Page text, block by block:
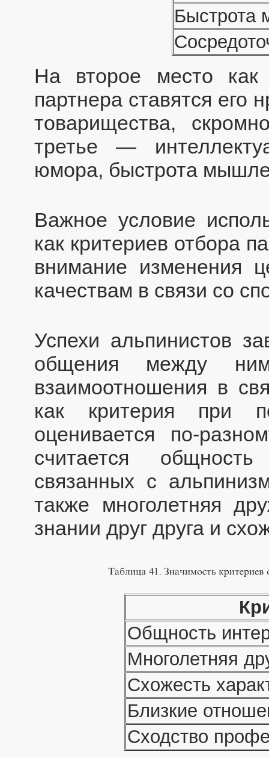
Быстрота
На второе место как
партнера ставятся его
товарищества,
третье —
юмора, быстрота
Важное условие
как критериев отбора
внимание изменения
качествам в связи со
Успехи альпинистов
общения между
взаимоотношения в
как критерия при
оценивается по-
считается
связанных с
также многолетняя
знании друг друга и
Общность
Многолетняя
Схожесть
Близкие
Сходство